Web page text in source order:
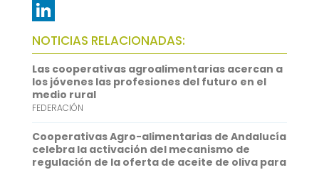
e
b
o
o
k
t
t
e
r
m
a
i
l
W
h
a
t
s
A
p
L
i
n
k
e
d
NOTICIAS RELACIONADAS:
Las cooperativas agroalimentarias acercan a
los jóvenes las profesiones del futuro en el
medio rural
FEDERACIÓN
Cooperativas Agro-alimentarias de Andalucía
celebra la activación del mecanismo de
regulación de la oferta de aceite de oliva para